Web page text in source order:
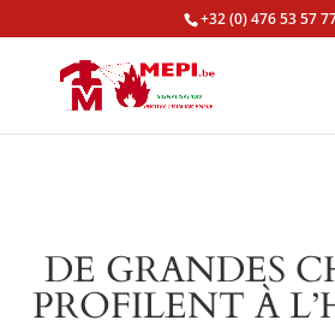
+32 (0) 476 53 57
DE GRANDES
PROFILENT À